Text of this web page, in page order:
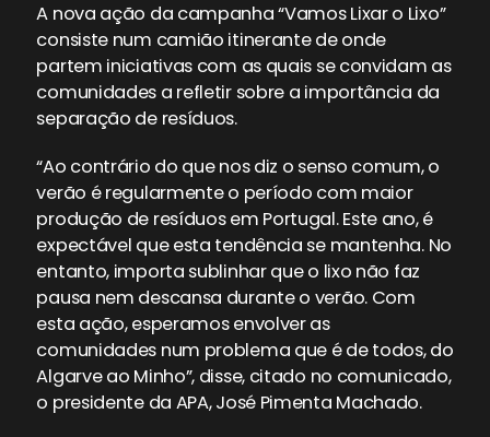
A nova ação da campanha “Vamos Lixar o Lixo”
consiste num camião itinerante de onde
partem iniciativas com as quais se convidam as
comunidades a refletir sobre a importância da
separação de resíduos.
“Ao contrário do que nos diz o senso comum, o
verão é regularmente o período com maior
produção de resíduos em Portugal. Este ano, é
expectável que esta tendência se mantenha. No
entanto, importa sublinhar que o lixo não faz
pausa nem descansa durante o verão. Com
esta ação, esperamos envolver as
comunidades num problema que é de todos, do
Algarve ao Minho”, disse, citado no comunicado,
o presidente da APA, José Pimenta Machado.